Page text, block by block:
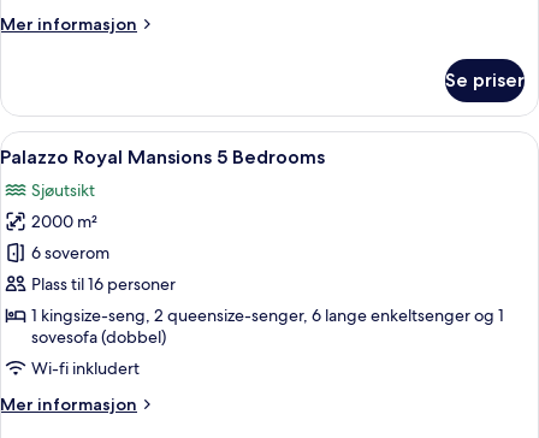
Mer informasjon
Mer
Grand
Mansions
5
Se priser
Åpne
alle
bildene
av
Palazzo
Royal
Mansions
Bedrooms
Sengetøy av topp kvalitet, minibar,
19
Palazzo Royal Mansions 5 Bedrooms
Sjøutsikt
2000 m²
6 soverom
Plass til 16 personer
1 kingsize-seng, 2 queensize-senger, 6 lange enkeltsenger og 1
sovesofa (dobbel)
Wi-fi inkludert
Mer informasjon
Mer